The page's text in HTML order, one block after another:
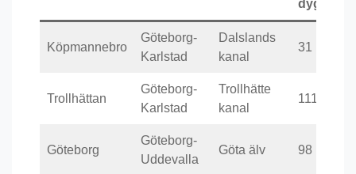
dygn
Köpmannebro
Göteborg-
Karlstad
Dalslands
kanal
31
Trollhättan
Göteborg-
Karlstad
Trollhätte
kanal
111
Göteborg
Göteborg-
Uddevalla
Göta älv 98